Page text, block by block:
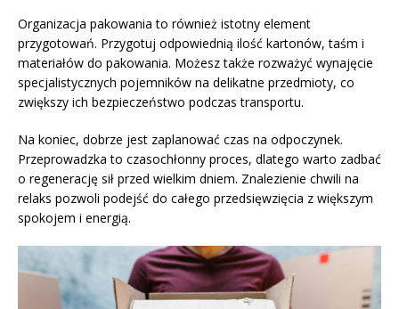
Organizacja pakowania to również istotny element
przygotowań. Przygotuj odpowiednią ilość kartonów, taśm i
materiałów do pakowania. Możesz także rozważyć wynajęcie
specjalistycznych pojemników na delikatne przedmioty, co
zwiększy ich bezpieczeństwo podczas transportu.
Na koniec, dobrze jest zaplanować czas na odpoczynek.
Przeprowadzka to czasochłonny proces, dlatego warto zadbać
o regenerację sił przed wielkim dniem. Znalezienie chwili na
relaks pozwoli podejść do całego przedsięwzięcia z większym
spokojem i energią.